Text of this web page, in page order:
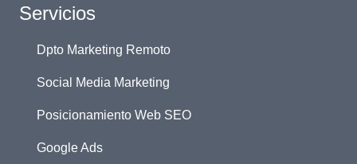
Servicios
Dpto Marketing Remoto
Social Media Marketing
Posicionamiento Web SEO
Google Ads